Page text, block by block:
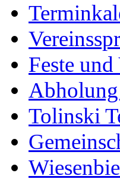
Feste
Tolinski